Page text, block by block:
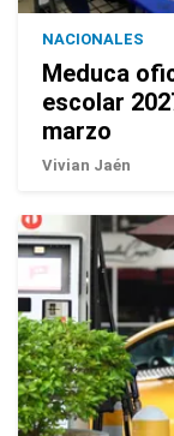
NACIONALES
Meduca
escolar
marzo
Vivian Jaén